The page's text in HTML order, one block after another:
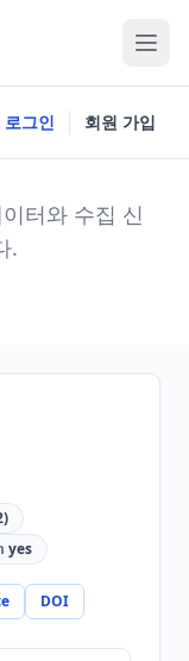
로그인 회원 가입
터와 수집 신
.
yes
DOI